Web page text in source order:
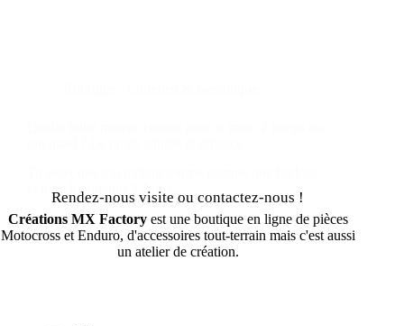
et dure longtemps ? Alors…
Rendez-nous visite ou contactez-nous !
Créations MX Factoryest une boutique en ligne de pièces
Motocross et Enduro, d'accessoires tout-terrain mais c'est aussi
un atelier de création.